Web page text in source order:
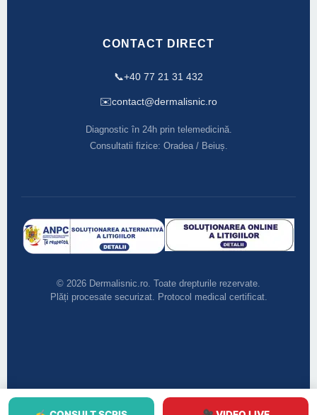
CONTACT DIRECT
📞+40 77 21 31 432
✉️contact@dermalisnic.ro
Diagnostic în 24h prin telemedicină.
Consultatii fizice: Oradea / Beiuș.
© 2026 Dermalisnic.ro. Toate drepturile rezervate.
Plăți procesate securizat. Protocol medical certificat.